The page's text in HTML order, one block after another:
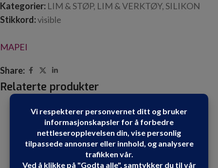
Kategorier: LIM & STØP, LIM & VERKTØY, SILIKON
Stikkord:visible
MAPEI
Share:
Relaterte produkter